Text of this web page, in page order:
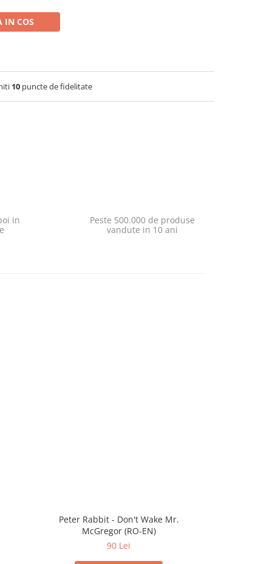
IN COS
10 puncte de fidelitate
in
Peste 500.000 de produse
vandute in 10 ani
Peter Rabbit - Don't Wake Mr.
McGregor (RO-EN)
90 Lei